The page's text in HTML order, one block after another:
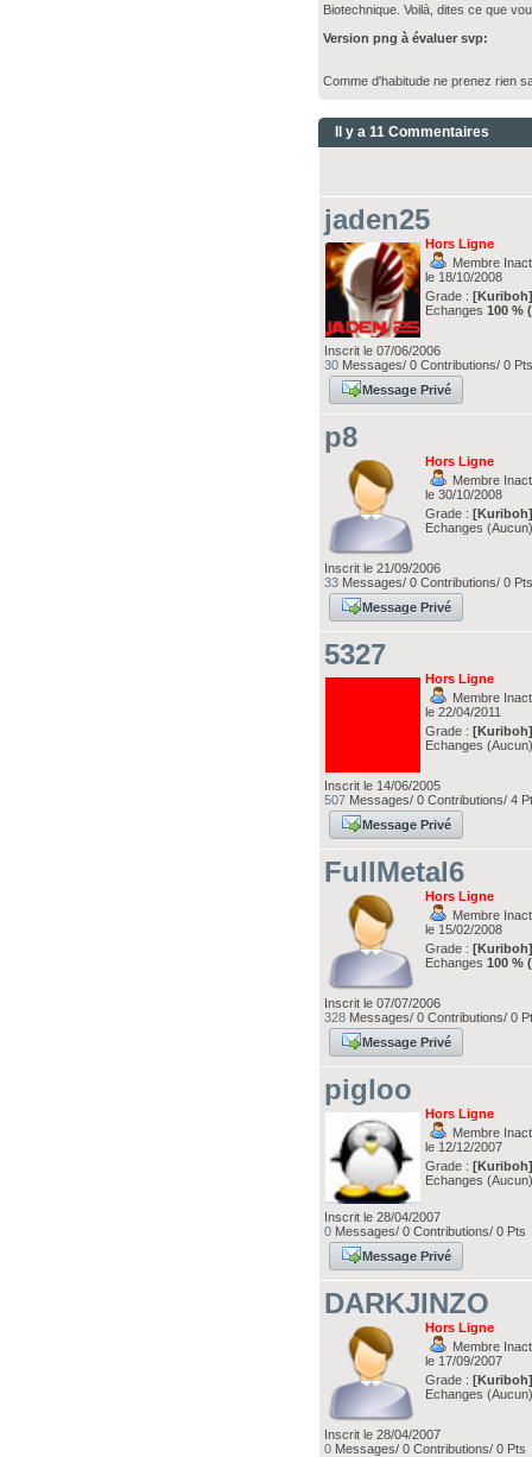
Biotechnique. Voilà, dites ce que
Version png à évaluer svp:
Comme d'habitude ne prenez rien
Il y a 11 Commentaires
jaden25
Hors Ligne
Membre
le 18/10/2008
Grade :
Echanges100 % (
Inscrit le 07/06/2006
30 Messages/ 0 Contributions/ 0
Message Privé
p8
Hors Ligne
Membre
le 30/10/2008
Grade :
Echanges
Inscrit le 21/09/2006
33 Messages/ 0 Contributions/ 0
Message Privé
5327
Hors Ligne
Membre
le 22/04/2011
Grade :
Echanges
Inscrit le 14/06/2005
507 Messages/ 0 Contributions/ 4
Message Privé
FullMetal6
Hors Ligne
Membre
le 15/02/2008
Grade :
Echanges100 % (
Inscrit le 07/07/2006
328 Messages/ 0 Contributions/ 0
Message Privé
pigloo
Hors Ligne
Membre
le 12/12/2007
Grade :
Echanges
Inscrit le 28/04/2007
0 Messages/ 0 Contributions/ 0 Pts
Message Privé
DARKJINZO
Hors Ligne
Membre
le 17/09/2007
Grade :
Echanges
Inscrit le 28/04/2007
0 Messages/ 0 Contributions/ 0 Pts